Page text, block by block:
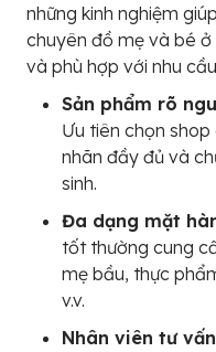
những kinh nghiệm
chuyên đồ mẹ và bé
và phù hợp với nhu
Sản phẩm rõ
Ưu tiên chọn
nhãn đầy đủ và
sinh.
Đa dạng mặt
tốt thường cung
mẹ bầu, thực
v.v.
Nhân viên tư